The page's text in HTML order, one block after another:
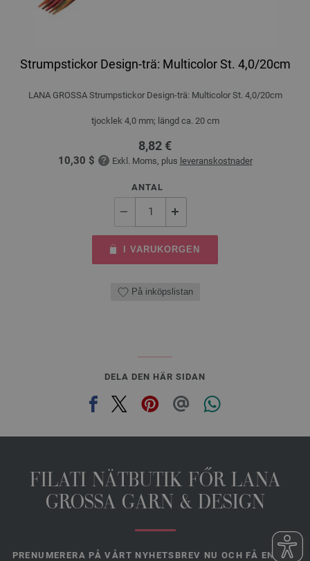
Strumpstickor Design-trä: Multicolor St. 4,0/20cm
LANA GROSSA Strumpstickor Design-trä: Multicolor St. 4,0/20cm
tjocklek 4,0 mm; längd ca. 20 cm
8,82 €
10,30 $ Exkl. Moms, plus leveranskostnader
ANTAL
I VARUKORGEN
På inköpslistan
DELA DEN HÄR SIDAN
FILATI NÄTBUTIK FŐR LANA
GROSSA GARN & DESIGN
PRENUMERERA PÅ VÅRT NYHETSBREV NU OCH FÅ EN 10 €